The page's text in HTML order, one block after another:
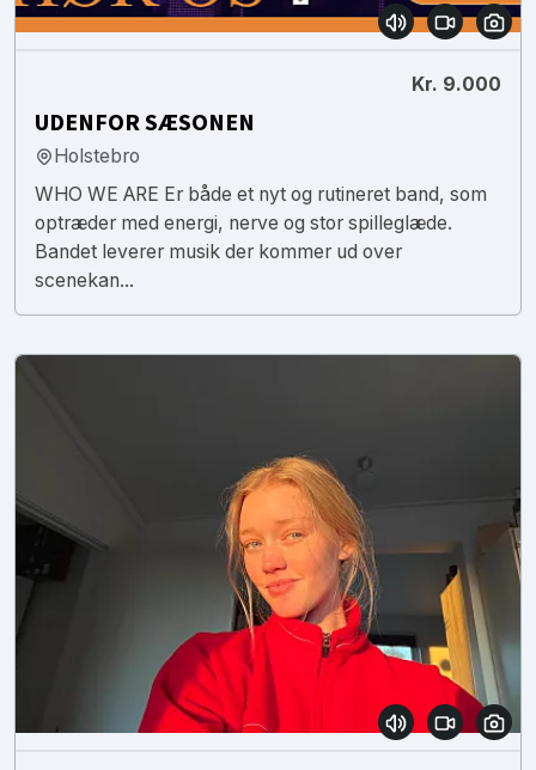
Kr. 9.000
UDENFOR SÆSONEN
Holstebro
WHO WE ARE Er både et nyt og rutineret band, som
optræder med energi, nerve og stor spilleglæde.
Bandet leverer musik der kommer ud over
scenekan...